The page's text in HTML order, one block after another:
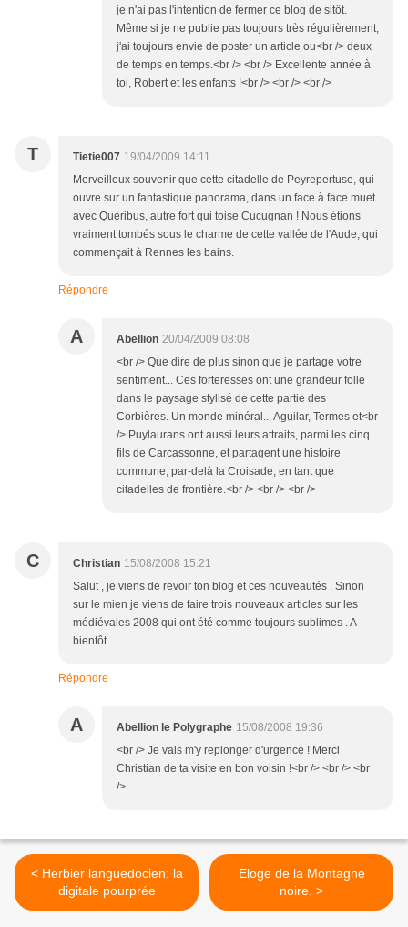
je n'ai pas l'intention de fermer ce blog de sitôt.
Même si je ne publie pas toujours très régulièrement,
j'ai toujours envie de poster un article ou<br /> deux
de temps en temps.<br /> <br /> Excellente année à
toi, Robert et les enfants !<br /> <br /> <br />
T Tietie007 19/04/2009 14:11
Merveilleux souvenir que cette citadelle de Peyrepertuse, qui
ouvre sur un fantastique panorama, dans un face à face muet
avec Quéribus, autre fort qui toise Cucugnan ! Nous étions
vraiment tombés sous le charme de cette vallée de l'Aude, qui
commençait à Rennes les bains.
Répondre
A Abellion 20/04/2009 08:08
<br /> Que dire de plus sinon que je partage votre
sentiment... Ces forteresses ont une grandeur folle
dans le paysage stylisé de cette partie des
Corbières. Un monde minéral... Aguilar, Termes et<br
/> Puylaurans ont aussi leurs attraits, parmi les cinq
fils de Carcassonne, et partagent une histoire
commune, par-delà la Croisade, en tant que
citadelles de frontière.<br /> <br /> <br />
C Christian 15/08/2008 15:21
Salut , je viens de revoir ton blog et ces nouveautés . Sinon
sur le mien je viens de faire trois nouveaux articles sur les
médiévales 2008 qui ont été comme toujours sublimes . A
bientôt .
Répondre
A Abellion le Polygraphe 15/08/2008 19:36
<br /> Je vais m'y replonger d'urgence ! Merci
Christian de ta visite en bon voisin !<br /> <br /> <br
/>
< Herbier languedocien: la
digitale pourprée
Eloge de la Montagne
noire. >